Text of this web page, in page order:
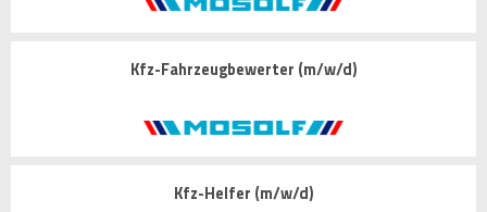
Kfz-Fahrzeugbewerter (m/w/d)
Kfz-Helfer (m/w/d)